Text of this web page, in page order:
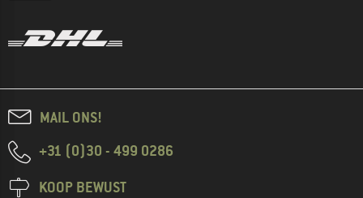
MAIL ONS!
+31 (0)30 - 499 0286
KOOP BEWUST